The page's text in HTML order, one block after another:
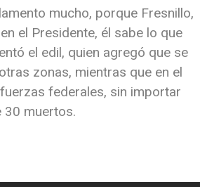
mucho, porque Fresnillo,
el Presidente, él sabe lo que
el edil, quien agregó que se
zonas, mientras que en el
federales, sin importar
30 muertos.